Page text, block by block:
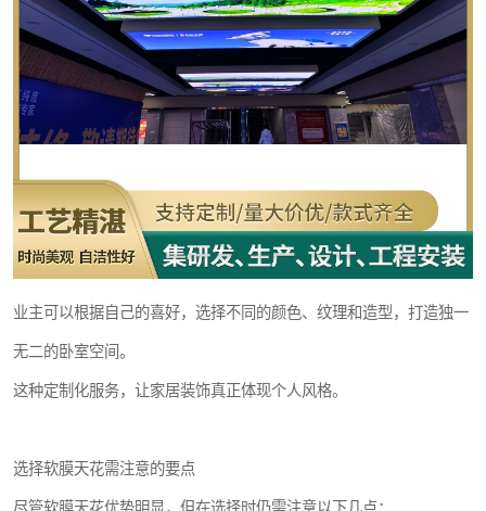
业主可以根据自己的喜好，选择不同的颜色、纹理和造型，打造独一
无二的卧室空间。
这种定制化服务，让家居装饰真正体现个人风格。
选择软膜天花需注意的要点
尽管软膜天花优势明显，但在选择时仍需注意以下几点：